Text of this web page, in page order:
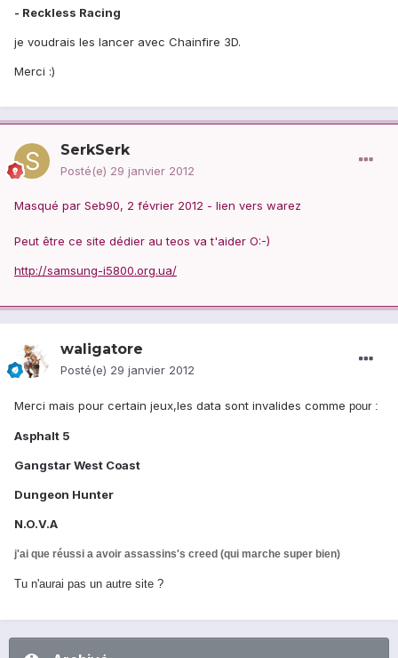
- Reckless Racing
je voudrais les lancer avec Chainfire 3D.
Merci :)
SerkSerk
Posté(e) 29 janvier 2012
Masqué par Seb90, 2 février 2012 - lien vers warez
Peut être ce site dédier au teos va t'aider O:-)
http://samsung-i5800.org.ua/
waligatore
Posté(e) 29 janvier 2012
Merci mais pour certain jeux,les data sont invalides comme pour :
Asphalt 5
Gangstar West Coast
Dungeon Hunter
N.O.V.A
j'ai que réussi a avoir assassins's creed (qui marche super bien)
Tu n'aurai pas un autre site ?